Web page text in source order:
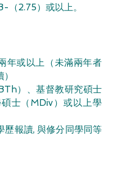
（2.75）或以上。
年或以上（未滿兩年者
）、基督教研究碩士
碩士（MDiv）或以上學
歷報讀, 與修分同學同等